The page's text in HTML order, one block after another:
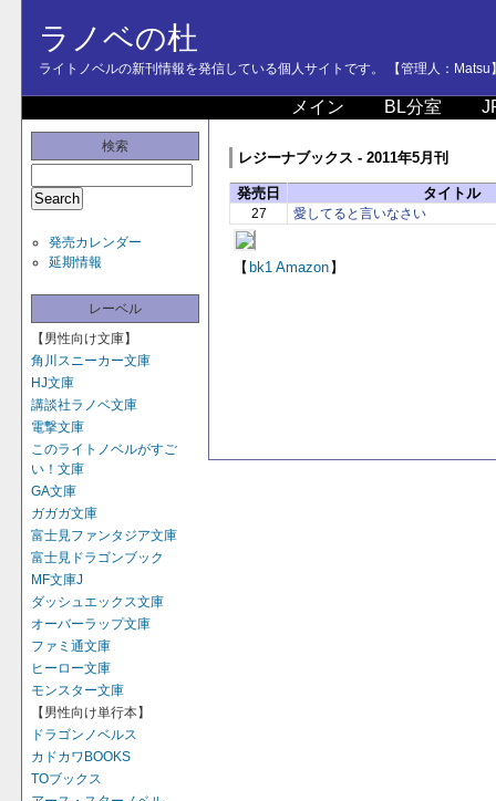
ラノベの杜
ライトノベルの新刊情報を発信している個人サイトです。 【管理人：Matsu
メイン BL分室
検索
発売カレンダー
延期情報
レーベル
【男性向け文庫】
角川スニーカー文庫
HJ文庫
講談社ラノベ文庫
電撃文庫
このライトノベルがすご
い！文庫
GA文庫
ガガガ文庫
富士見ファンタジア文庫
富士見ドラゴンブック
MF文庫J
ダッシュエックス文庫
オーバーラップ文庫
ファミ通文庫
ヒーロー文庫
モンスター文庫
【男性向け単行本】
ドラゴンノベルス
カドカワBOOKS
TOブックス
レジーナブックス - 2011年5月刊
発売日 タイトル
27 愛してると言いなさい
【 bk1 Amazon 】